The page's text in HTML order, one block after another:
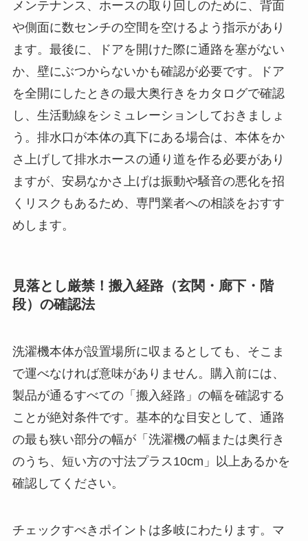
メンテナンス、ホースの取り回しのために、背面
や側面に数センチの空間を空けるよう指示があり
ます。最後に、ドアを開けた際に通路を塞がない
か、壁にぶつからないかも確認が必要です。ドア
を全開にしたときの最大奥行きをカタログで確認
し、生活動線をシミュレーションしておきましょ
う。排水口が本体の真下にある場合は、本体をか
さ上げして排水ホースの通り道を作る必要があり
ますが、安易なかさ上げは振動や騒音の悪化を招
くリスクもあるため、専門業者への相談をおすす
めします。
見落とし厳禁！搬入経路（玄関・廊下・階
段）の確認法
洗濯機本体が設置場所に収まるとしても、そこま
で運べなければ意味がありません。購入前には、
製品が通るすべての「搬入経路」の幅を確認する
ことが絶対条件です。基本的な目安として、通路
の最も狭い部分の幅が「洗濯機の幅または奥行き
のうち、短い方の寸法プラス10cm」以上あるかを
確認してください。
チェックすべきポイントは多岐にわたります。マ